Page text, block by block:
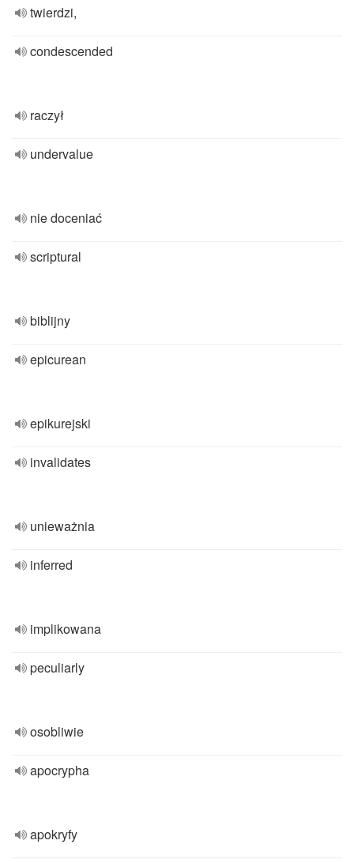
twierdzi,
condescended
raczył
undervalue
nie doceniać
scriptural
biblijny
epicurean
epikurejski
invalidates
unieważnia
inferred
implikowana
peculiarly
osobliwie
apocrypha
apokryfy